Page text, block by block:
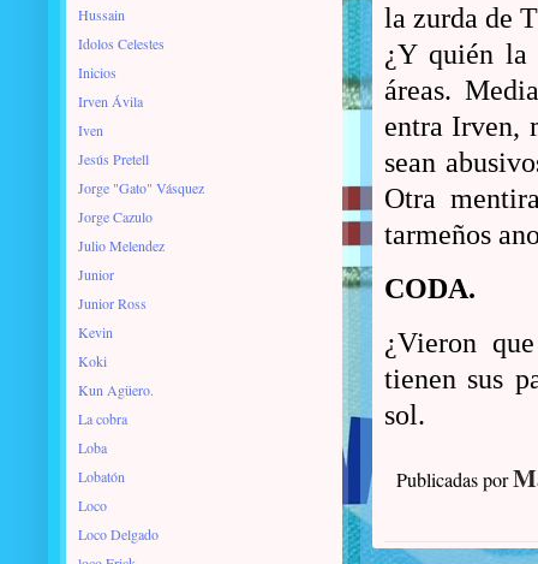
la zurda de
¿Y quién la
áreas.
entra Irven,
sean
Otra
tarmeños
CODA.
¿Vieron
tienen sus
sol.
Publicadas por
Hussain
Idolos Celestes
Inicios
Irven Ávila
Iven
Jesús Pretell
Jorge "Gato" Vásquez
Jorge Cazulo
Julio Melendez
Junior
Junior Ross
Kevin
Koki
Kun Agüero.
La cobra
Loba
Lobatón
Loco
Loco Delgado